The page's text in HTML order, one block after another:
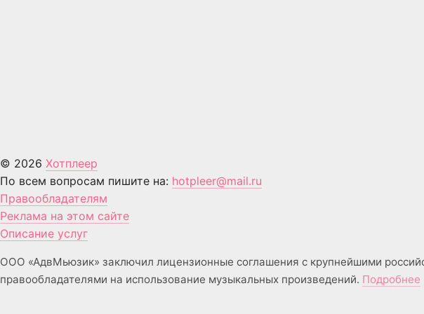
© 2026 Хотплеер
По всем вопросам пишите на: hotpleer@mail.ru
Правообладателям
Реклама на этом сайте
Описание услуг
ООО «АдвМьюзик» заключил лицензионные соглашения с крупнейшими
правообладателями на использование музыкальных произведений. Подробнее